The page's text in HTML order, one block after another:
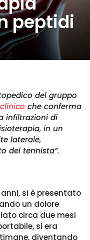
peptidi
del gruppo
che conferma
infiltrazioni di
in un
laterale,
del tennista”.
si è presentato
un dolore
circa due mesi
si era
diventando